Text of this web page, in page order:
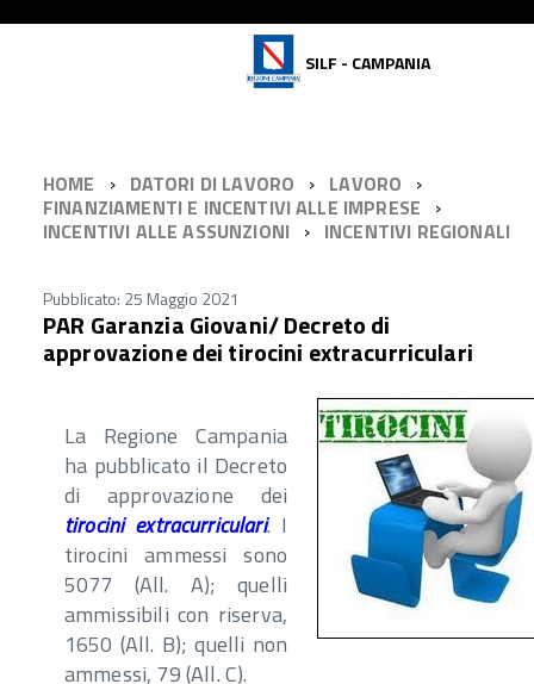
SILF - CAMPANIA
HOME DATORI DI LAVORO
LAVORO
FINANZIAMENTI E INCENTIVI ALLE IMPRESE
INCENTIVI ALLE ASSUNZIONI
INCENTIVI REGIONALI
Pubblicato: 25 Maggio 2021
PAR Garanzia Giovani/ Decreto di
approvazione dei tirocini extracurriculari
La Regione Campania
ha pubblicato il Decreto
di approvazione dei
tirocini extracurriculari. I
tirocini ammessi sono
5077 (All. A); quelli
ammissibili con riserva,
1650 (All. B); quelli non
ammessi, 79 (All. C).